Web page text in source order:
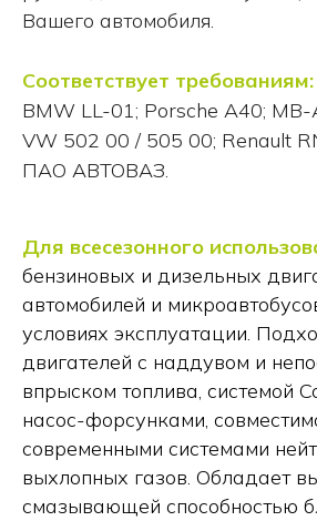
Вашего автомобиля.
Соответствует требованиям:
BMW LL-01; Porsche A40;
VW 502 00 / 505 00; Renault
ПАО АВТОВАЗ.
Для всесезонного
бензиновых и дизельных
автомобилей и
условиях эксплуатации.
двигателей с наддувом и
впрыском топлива, системой
насос-форсунками,
современными системами
выхлопных газов. Обладает
смазывающей способностью